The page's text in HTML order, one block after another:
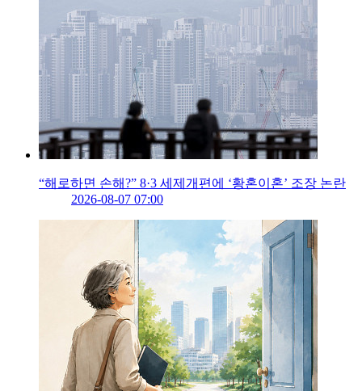
“해로하면 손해?” 8·3 세제개편에 ‘황혼이혼’ 조장 논란
2026-08-07 07:00